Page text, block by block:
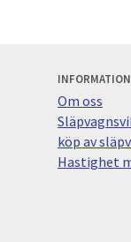
INFORMATION
Om oss
köp av
Hastighet